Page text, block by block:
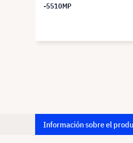
-5510MP
Información sobre el